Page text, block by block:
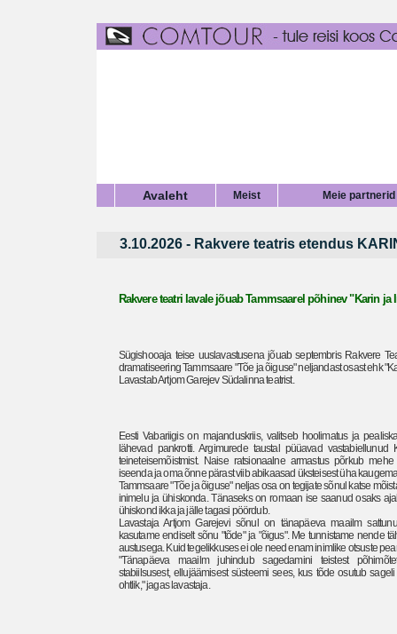
Avaleht Meist Meie partnerid
3.10.2026 - Rakvere teatris etendus
Rakvere teatri lavale jõuab Tammsaarel põhinev "Karin ja
Sügishooaja teise uuslavastusena jõuab septembris Rakvere
dramatiseering Tammsaare "Tõe ja õiguse" neljandast osast ehk
Lavastab Artjom Garejev Südalinna teatrist.
Eesti Vabariigis on majanduskriis, valitseb hoolimatus ja
lähevad pankrotti. Argimurede taustal püüavad
teineteisemõistmist. Naise ratsionaalne armastus põrkub
iseenda ja oma õnne pärast viib abikaasad üksteisest üha
Tammsaare "Tõe ja õiguse" neljas osa on tegijate sõnul katse
inimelu ja ühiskonda. Tänaseks on romaan ise saanud osaks
ühiskond ikka ja jälle tagasi pöördub.
Lavastaja Artjom Garejevi sõnul on tänapäeva maailm
kasutame endiselt sõnu "tõde" ja "õigus". Me tunnistame nende
austusega. Kuid tegelikkuses ei ole need enam inimlike otsuste
"Tänapäeva maailm juhindub sagedamini teistest
stabiilsusest, ellujäämisest süsteemi sees, kus tõde osutub
ohtlik," jagas lavastaja.